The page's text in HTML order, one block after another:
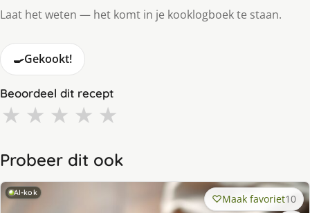
Laat het weten — het komt in je kooklogboek te staan.
🍳Gekookt!
Beoordeel dit recept
★ ★ ★ ★ ★
Probeer dit ook
AI-kok Maak favoriet10